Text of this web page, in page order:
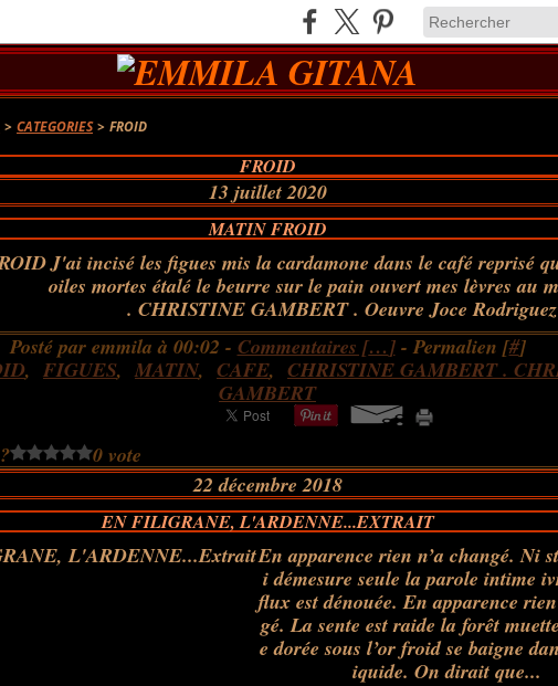
> CATEGORIES > FROID
FROID
13 juillet 2020
MATIN FROID
J'ai incisé les figues mis la cardamone dans le café reprisé
oiles mortes étalé le beurre sur le pain ouvert mes lèvres au
. CHRISTINE GAMBERT . Oeuvre Joce Rodriguez
Posté par emmila à 00:02 - Commentaires […]- Permalien [#]
, FIGUES, MATIN, CAFE, CHRISTINE GAMBERT .
GAMBERT
0 vote
22 décembre 2018
EN FILIGRANE, L'ARDENNE...EXTRAIT
En apparence rien n’a changé. Ni
i démesure seule la parole intime
flux est dénouée. En apparence
gé. La sente est raide la forêt
e dorée sous l’or froid se baigne
iquide. On dirait que...